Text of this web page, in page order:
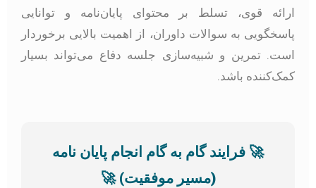
ارائه قوی، تسلط بر محتوای پایان‌نامه و توانایی
پاسخگویی به سوالات داوران، از اهمیت بالایی برخوردار
است. تمرین و شبیه‌سازی جلسه دفاع می‌تواند بسیار
کمک‌کننده باشد.
فرایند گام به گام انجام پایان نامه
(مسیر موفقیت)🚀